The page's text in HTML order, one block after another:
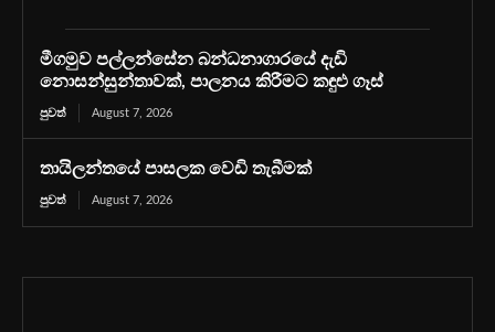
මීගමුව පල්ලන්සේන බන්ධනාගාරයේ දැඩි
නොසන්සුන්තාවක්, පාලනය කිරීමට කඳුළු ගෑස්
පුවත් August 7, 2026
තායිලන්තයේ පාසලක වෙඩි තැබීමක්
පුවත් August 7, 2026